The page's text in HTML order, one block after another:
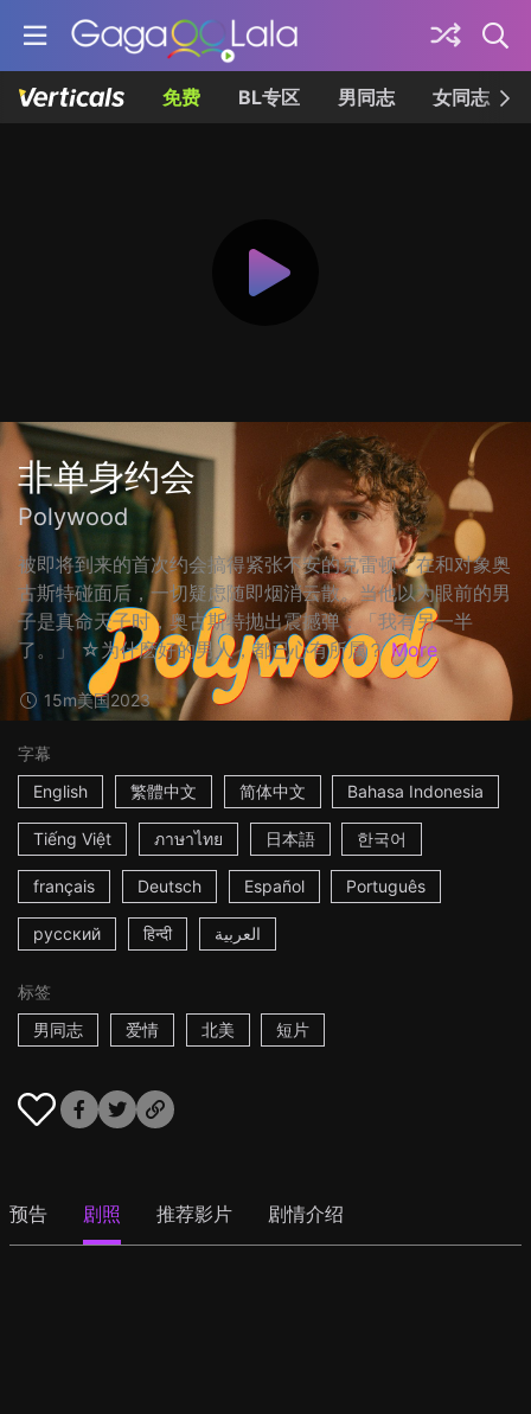
免费 BL专区 男同志 女同志
非单身约会
Polywood
被即将到来的首次约会搞得紧张不安的克雷顿，在和对象奥
古斯特碰面后，一切疑虑随即烟消云散。当他以为眼前的男
子是真命天子时，奥古斯特抛出震撼弹：「我有另一半
了。」 ☆为什麽好的男人，都已心有所属？ More
15m美国2023
字幕
English
繁體中文 简体中文 Bahasa Indonesia
Tiếng Việt ภาษาไทย 日本語 한국어
français Deutsch Español Português
русский हिन्दी العربية
标签
男同志
爱情 北美 短片
预告 剧照 推荐影片 剧情介绍